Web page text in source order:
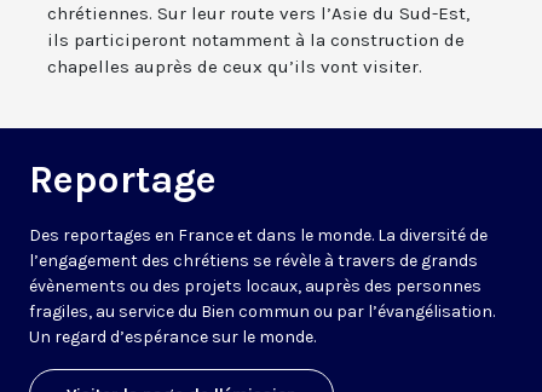
chrétiennes. Sur leur route vers l’Asie du Sud-Est,
ils participeront notamment à la construction de
chapelles auprès de ceux qu’ils vont visiter.
Reportage
Des reportages en France et dans le monde. La diversité de
l’engagement des chrétiens se révèle à travers de grands
évènements ou des projets locaux, auprès des personnes
fragiles, au service du Bien commun ou par l’évangélisation.
Un regard d’espérance sur le monde.